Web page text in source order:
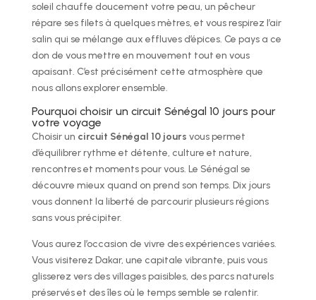
soleil chauffe doucement votre peau, un pêcheur
répare ses filets à quelques mètres, et vous respirez l’air
salin qui se mélange aux effluves d’épices. Ce pays a ce
don de vous mettre en mouvement tout en vous
apaisant. C’est précisément cette atmosphère que
nous allons explorer ensemble.
Pourquoi choisir un circuit Sénégal 10 jours pour
votre voyage
Choisir un circuit Sénégal 10 jours vous permet
d’équilibrer rythme et détente, culture et nature,
rencontres et moments pour vous. Le Sénégal se
découvre mieux quand on prend son temps. Dix jours
vous donnent la liberté de parcourir plusieurs régions
sans vous précipiter.
Vous aurez l’occasion de vivre des expériences variées.
Vous visiterez Dakar, une capitale vibrante, puis vous
glisserez vers des villages paisibles, des parcs naturels
préservés et des îles où le temps semble se ralentir.